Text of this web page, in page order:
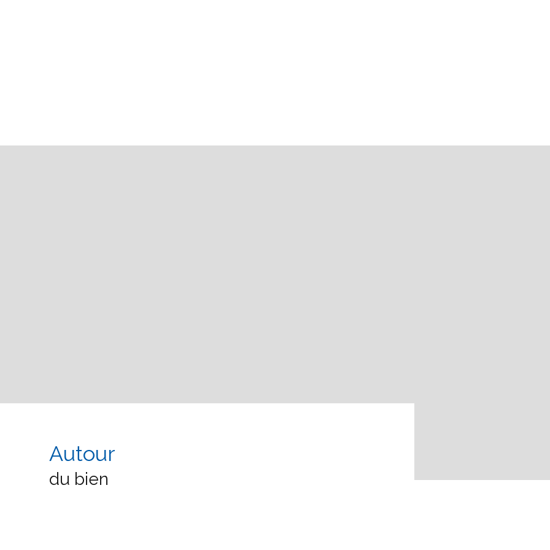
Autour
du bien